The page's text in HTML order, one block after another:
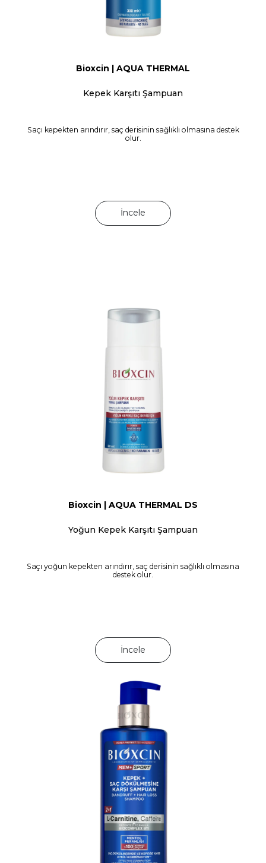
Bioxcin | AQUA THERMAL
Kepek Karşıtı Şampuan
Saçı kepekten arındırır, saç derisinin sağlıklı olmasına destek
olur.
İncele
Bioxcin | AQUA THERMAL DS
Yoğun Kepek Karşıtı Şampuan
Saçı yoğun kepekten arındırır, saç derisinin sağlıklı olmasına
destek olur.
İncele